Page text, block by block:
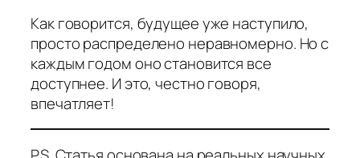
Как говорится, будущее уже наступило,
просто распределено неравномерно. Но с
каждым годом оно становится все
доступнее. И это, честно говоря,
впечатляет!